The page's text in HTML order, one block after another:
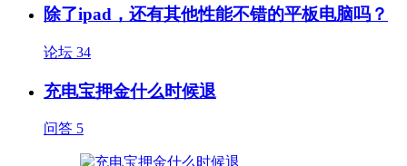
除了ipad，还有其他性能不错的平板电脑吗？
论坛 34
充电宝押金什么时候退
问答 5